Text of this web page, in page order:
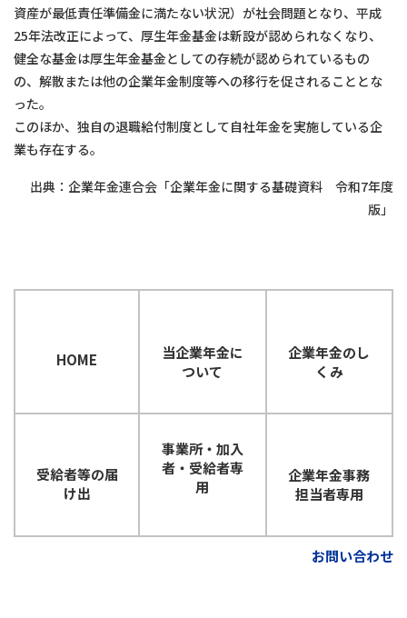
資産が最低責任準備金に満たない状況）が社会問題となり、平成
25年法改正によって、厚生年金基金は新設が認められなくなり、
健全な基金は厚生年金基金としての存続が認められているもの
の、解散または他の企業年金制度等への移行を促されることとな
った。
このほか、独自の退職給付制度として自社年金を実施している企
業も存在する。
出典：企業年金連合会「企業年金に関する基礎資料 令和7年度
版」
HOME
当企業年金に
ついて
企業年金のし
くみ
受給者等の届
け出
事業所・加入
者・ 受給者専
用
企業年金事務
担当者専用
お問い合わせ